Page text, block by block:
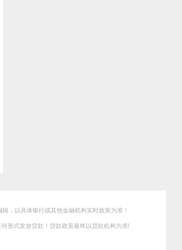
，以具体银行或其他金融机构实时政策为准！
形式发放贷款！贷款政策最终以贷款机构为准!